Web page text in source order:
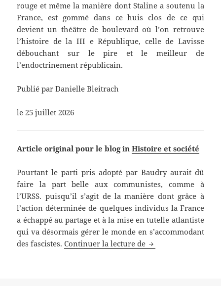
rouge et même la manière dont Staline a soutenu la
France, est gommé dans ce huis clos de ce qui
devient un théâtre de boulevard où l’on retrouve
l’histoire de la III e République, celle de Lavisse
débouchant sur le pire et le meilleur de
l’endoctrinement républicain.
Publié par Danielle Bleitrach
le25 juillet 2026
Article original pour le blog inHistoire et société
Pourtant le parti pris adopté par Baudry aurait dû
faire la part belle aux communistes, comme à
l’URSS. puisqu’il s’agit de la manière dont grâce à
l’action déterminée de quelques individus la France
a échappé au partage et à la mise en tutelle atlantiste
qui va désormais gérer le monde en s’accommodant
des fascistes.Continuer la lecture de AUX